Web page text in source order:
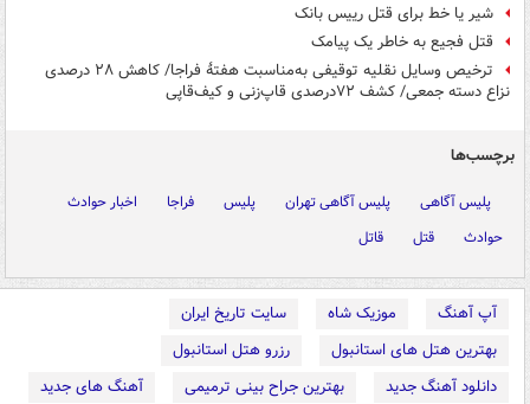
شیر یا خط برای قتل رییس بانک
قتل فجیع به خاطر یک پیامک
ترخیص وسایل نقلیه توقیفی به‌مناسبت هفتۀ فراجا/ کاهش ۲۸ درصدی
نزاع دسته جمعی/ کشف ۷۲درصدی قاپ‌زنی و کیف‌قاپی
برچسب‌ها
پلیس آگاهی پلیس آگاهی تهران پلیس فراجا
اخبار حوادث
حوادث
قتل قاتل
آپ آهنگ موزیک شاه
سایت تاریخ ایران
بهترین هتل های استانبول
رزرو هتل استانبول
دانلود آهنگ جدید
بهترین جراح بینی ترمیمی
آهنگ های جدید